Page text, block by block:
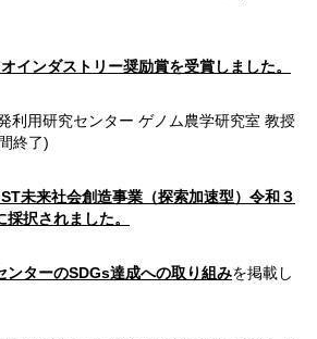
インダストリー奨励賞を受賞しました。
利用研究センター ゲノム農学研究室 教授
終了)
未来社会創造事業（探索加速型）令和３
択されました。
ンターのSDGs達成への取り組みを掲載し